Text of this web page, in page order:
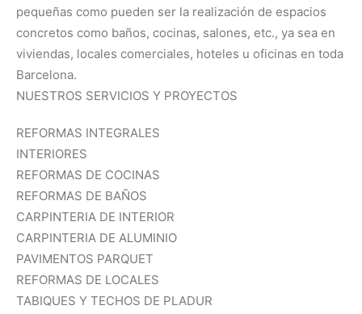
pequeñas como pueden ser la realización de espacios
concretos como baños, cocinas, salones, etc., ya sea en
viviendas, locales comerciales, hoteles u oficinas en toda
Barcelona.
NUESTROS SERVICIOS Y PROYECTOS
REFORMAS INTEGRALES
INTERIORES
REFORMAS DE COCINAS
REFORMAS DE BAÑOS
CARPINTERIA DE INTERIOR
CARPINTERIA DE ALUMINIO
PAVIMENTOS PARQUET
REFORMAS DE LOCALES
TABIQUES Y TECHOS DE PLADUR